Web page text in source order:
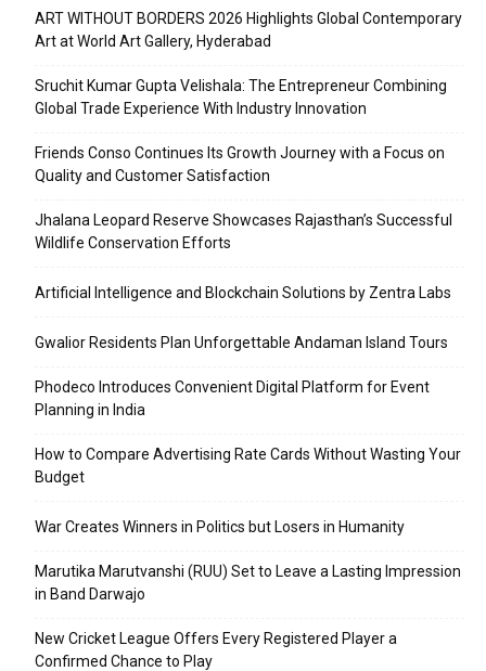
ART WITHOUT BORDERS 2026 Highlights Global Contemporary
Art at World Art Gallery, Hyderabad
Sruchit Kumar Gupta Velishala: The Entrepreneur Combining
Global Trade Experience With Industry Innovation
Friends Conso Continues Its Growth Journey with a Focus on
Quality and Customer Satisfaction
Jhalana Leopard Reserve Showcases Rajasthan’s Successful
Wildlife Conservation Efforts
Artificial Intelligence and Blockchain Solutions by Zentra Labs
Gwalior Residents Plan Unforgettable Andaman Island Tours
Phodeco Introduces Convenient Digital Platform for Event
Planning in India
How to Compare Advertising Rate Cards Without Wasting Your
Budget
War Creates Winners in Politics but Losers in Humanity
Marutika Marutvanshi (RUU) Set to Leave a Lasting Impression
in Band Darwajo
New Cricket League Offers Every Registered Player a
Confirmed Chance to Play